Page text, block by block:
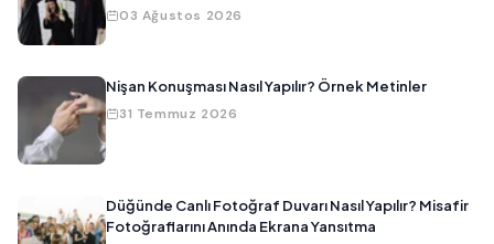
03 Ağustos 2026
Nişan Konuşması Nasıl Yapılır? Örnek Metinler
31 Temmuz 2026
Düğünde Canlı Fotoğraf Duvarı Nasıl Yapılır? Misafir
Fotoğraflarını Anında Ekrana Yansıtma